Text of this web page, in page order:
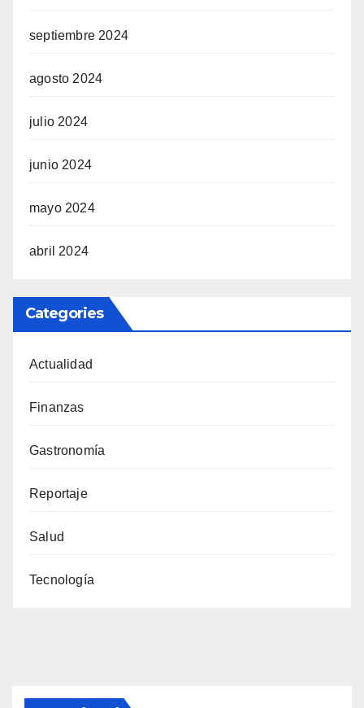
septiembre 2024
agosto 2024
julio 2024
junio 2024
mayo 2024
abril 2024
Categories
Actualidad
Finanzas
Gastronomía
Reportaje
Salud
Tecnología